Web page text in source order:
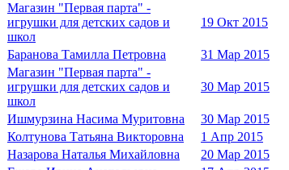
Магазин "Первая парта" -
игрушки для детских садов и
школ
19 Окт 2015
Баранова Тамилла Петровна 31 Мар 2015
Магазин "Первая парта" -
игрушки для детских садов и
школ
30 Мар 2015
Ишмурзина Насима Муритовна
30 Мар 2015
Колтунова Татьяна Викторовна
1 Апр 2015
Назарова Наталья Михайловна
20 Мар 2015